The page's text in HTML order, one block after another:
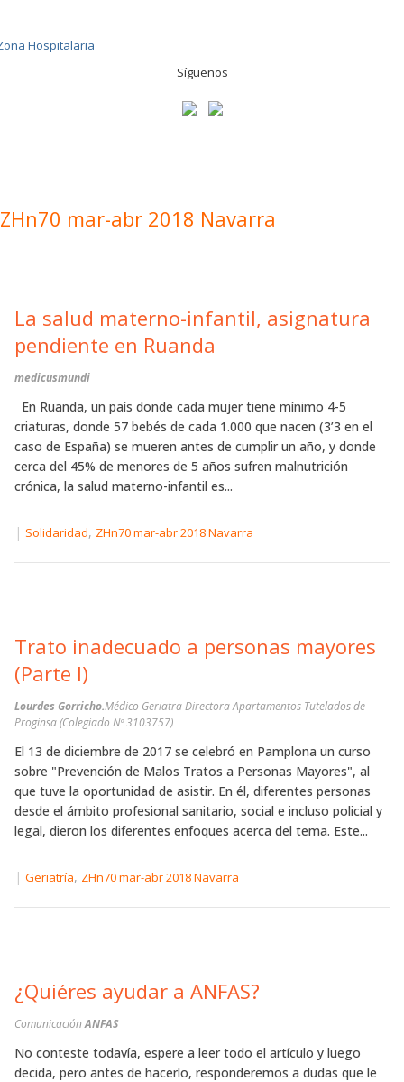
Síguenos
ZHn70 mar-abr 2018 Navarra
La salud materno-infantil, asignatura
pendiente en Ruanda
medicusmundi
En Ruanda, un país donde cada mujer tiene mínimo 4-5
criaturas, donde 57 bebés de cada 1.000 que nacen (3’3 en el
caso de España) se mueren antes de cumplir un año, y donde
cerca del 45% de menores de 5 años sufren malnutrición
crónica, la salud materno-infantil es...
| Solidaridad, ZHn70 mar-abr 2018 Navarra
Trato inadecuado a personas mayores
(Parte I)
Lourdes Gorricho.Médico Geriatra Directora Apartamentos Tutelados de
Proginsa (Colegiado Nº 3103757)
El 13 de diciembre de 2017 se celebró en Pamplona un curso
sobre "Prevención de Malos Tratos a Personas Mayores", al
que tuve la oportunidad de asistir. En él, diferentes personas
desde el ámbito profesional sanitario, social e incluso policial y
legal, dieron los diferentes enfoques acerca del tema. Este...
| Geriatría, ZHn70 mar-abr 2018 Navarra
¿Quiéres ayudar a ANFAS?
ComunicaciónANFAS
No conteste todavía, espere a leer todo el artículo y luego
decida, pero antes de hacerlo, responderemos a dudas que le